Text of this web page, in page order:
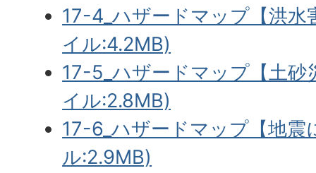
17-4_ハザードマップ【洪水
イル:4.2MB)
17-5_ハザードマップ【土
イル:2.8MB)
17-6_ハザードマップ【地震
ル:2.9MB)